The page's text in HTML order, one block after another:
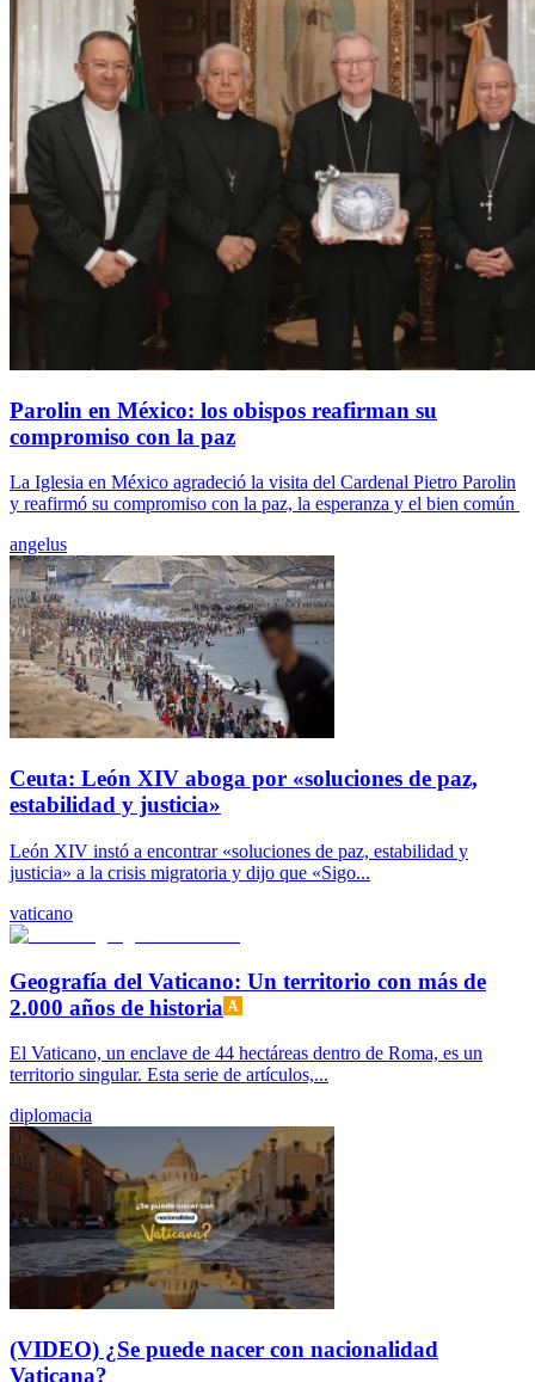
Parolin en México: los obispos reafirman su
compromiso con la paz
La Iglesia en México agradeció la visita del Cardenal Pietro Parolin
y reafirmó su compromiso con la paz, la esperanza y el bien común
angelus
Ceuta: León XIV aboga por «soluciones de paz,
estabilidad y justicia»
León XIV instó a encontrar «soluciones de paz, estabilidad y
justicia» a la crisis migratoria y dijo que «Sigo...
vaticano
Geografía del Vaticano: Un territorio con más de
2.000 años de historia
El Vaticano, un enclave de 44 hectáreas dentro de Roma, es un
territorio singular. Esta serie de artículos,...
diplomacia
(VIDEO) ¿Se puede nacer con nacionalidad
Vaticana?